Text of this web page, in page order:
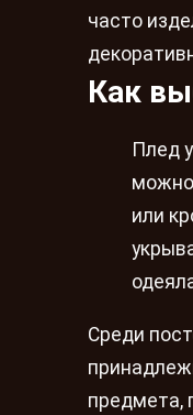
часто
Как
Плед
или
Среди
предмета,